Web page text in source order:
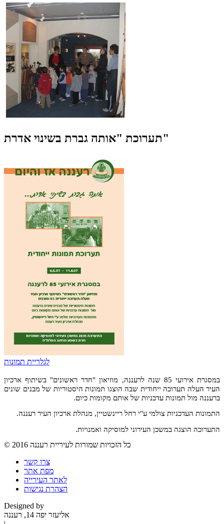
תערוכת "אותה גברת בשינוי אדרת"
לגלריית תמונות
במסגרת אירועי 85 שנה לרעננה, מוזיאון "חדר ראשונים" בשיתוף ארכיון
העיר העלה תערוכה ייחודית שבה הוצגו תמונות היסטוריות של מבנים שונים
ברעננה מול תמונות עדכניות של אותם מקומות כיום.
התמונות העדכניות צולמי ע"י רחל ריינשטיין, מנהלת ארכיון העיר רעננה.
התערוכה הוצגה במשכן העירוני למוסיקה ואמנויות.
©
2016 כל הזכויות שמורות לעיריית רעננה
צרו קשר
מפת אתר
לאתר העירייה
הצהרת נגישות
Designed by
אליעזר יפה 14, רעננה